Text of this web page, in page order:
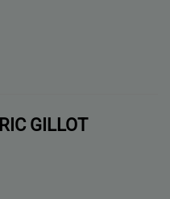
GILLOT